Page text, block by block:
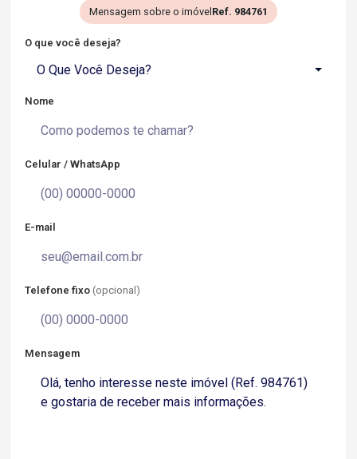
Mensagem sobre o imóvel Ref. 984761
O que você deseja?
O Que Você Deseja?
Nome
Celular / WhatsApp
E-mail
Telefone fixo (opcional)
Mensagem